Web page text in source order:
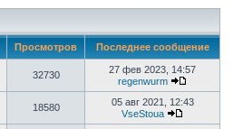
Просмотров Последнее сообщение
32730
27 фев 2023, 14:57
regenwurm
18580
05 авг 2021, 12:43
VseStoua